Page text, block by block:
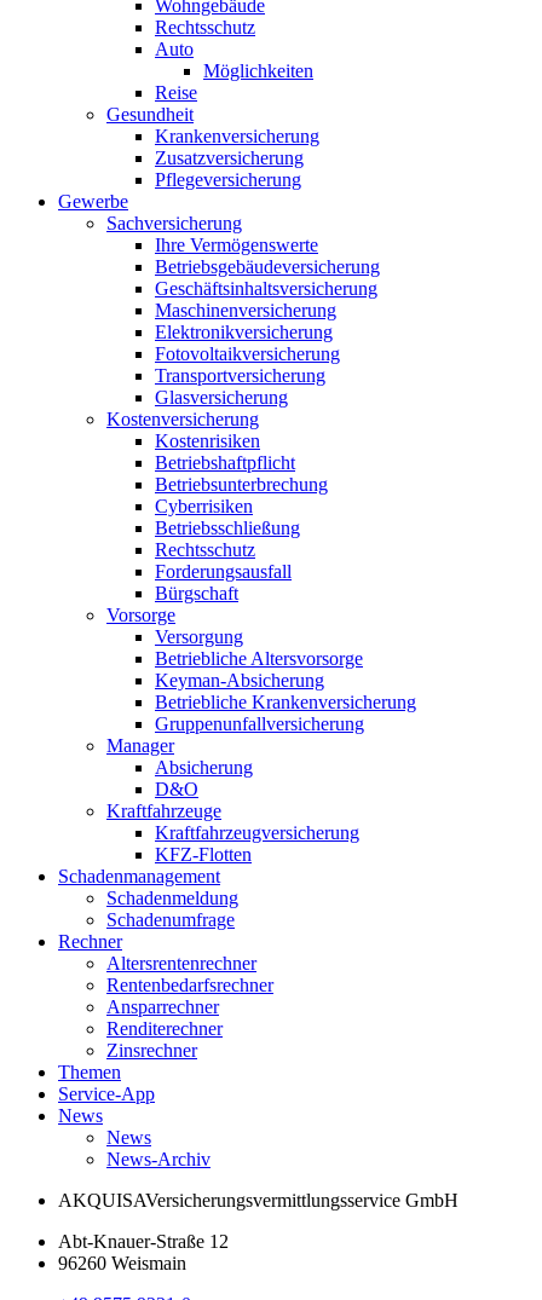
Wohngebäude
Rechtsschutz
Auto
Möglichkeiten
Reise
Gesundheit
Krankenversicherung
Zusatzversicherung
Pflegeversicherung
Gewerbe
Sachversicherung
Ihre Vermögenswerte
Betriebsgebäudeversicherung
Geschäftsinhaltsversicherung
Maschinenversicherung
Elektronikversicherung
Fotovoltaikversicherung
Transportversicherung
Glasversicherung
Kostenversicherung
Kostenrisiken
Betriebshaftpflicht
Betriebsunterbrechung
Cyberrisiken
Betriebsschließung
Rechtsschutz
Forderungsausfall
Bürgschaft
Vorsorge
Versorgung
Betriebliche Altersvorsorge
Keyman-Absicherung
Betriebliche Krankenversicherung
Gruppenunfallversicherung
Manager
Absicherung
D&O
Kraftfahrzeuge
Kraftfahrzeugversicherung
KFZ-Flotten
Schadenmanagement
Schadenmeldung
Schadenumfrage
Rechner
Altersrentenrechner
Rentenbedarfsrechner
Ansparrechner
Renditerechner
Zinsrechner
Themen
Service-App
News
News
News-Archiv
AKQUISAVersicherungsvermittlungsservice GmbH
Abt-Knauer-Straße 12
96260 Weismain